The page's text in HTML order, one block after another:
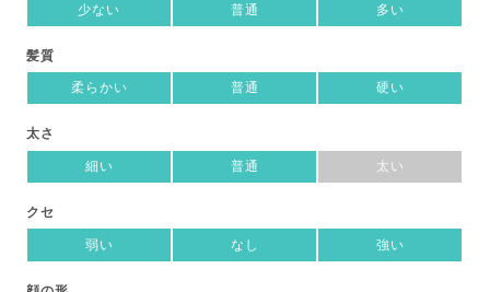
少ない 普通 多い
髪質
柔らかい 普通 硬い
太さ
細い 普通 太い
クセ
弱い なし 強い